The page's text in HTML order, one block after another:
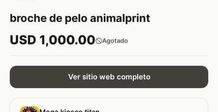
broche de pelo animalprint
USD 1,000.00 Agotado
Ver sitio web completo